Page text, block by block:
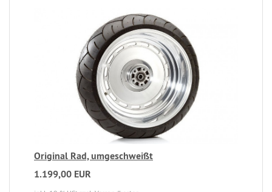
Original Rad, umgeschweißt
1.199,00 EUR